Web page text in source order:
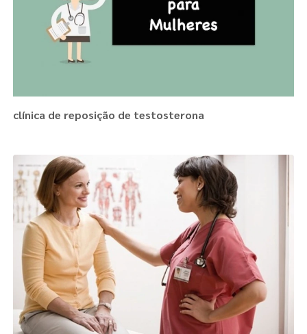
clínica de reposição de testosterona